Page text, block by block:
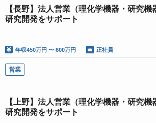
【長野】法人営業（理化学機器・研究機
研究開発をサポート
年収450万円 〜 600万円 正社員
営業
【上野】法人営業（理化学機器・研究機
研究開発をサポート